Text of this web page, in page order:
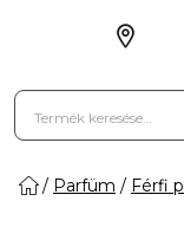
Parfüm Férfi